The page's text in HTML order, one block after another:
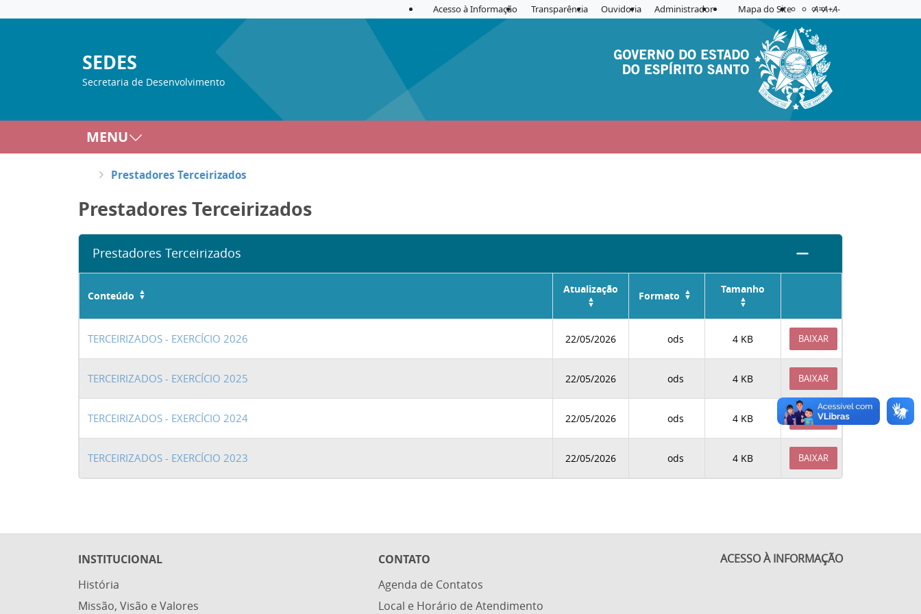
Acesso à Informação Transparência Ouvidoria Administrador Mapa do Site Acessibilidade
Aplicar contraste
A=A+A-
SEDES
Secretaria de Desenvolvimento
MENU
Prestadores Terceirizados
Prestadores Terceirizados
Prestadores Terceirizados
Conteúdo
Atualização
Formato
Tamanho
TERCEIRIZADOS - EXERCÍCIO 2026 22/05/2026 ods 4 KB BAIXAR
TERCEIRIZADOS - EXERCÍCIO 2025 22/05/2026 ods 4 KB BAIXAR
TERCEIRIZADOS - EXERCÍCIO 2024 22/05/2026 ods 4 KB BAIXAR
TERCEIRIZADOS - EXERCÍCIO 2023 22/05/2026 ods 4 KB BAIXAR
INSTITUCIONAL
História
Missão, Visão e Valores
CONTATO
Agenda de Contatos
Local e Horário de Atendimento
ACESSO À INFORMAÇÃO